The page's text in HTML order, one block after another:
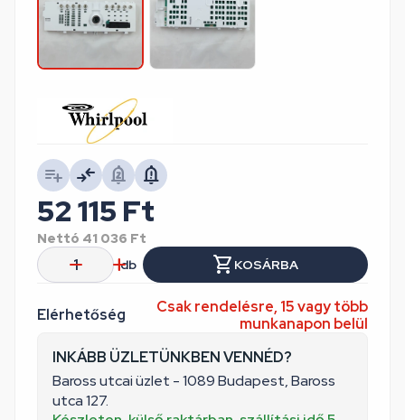
Elérhetőség
Csak rendelésre, 15 vagy több
munkanapon belül
INKÁBB ÜZLETÜNKBEN VENNÉD?
Baross utcai üzlet - 1089 Budapest, Baross
utca 127.
52 115 Ft
Nettó 41 036 Ft
db
KOSÁRBA